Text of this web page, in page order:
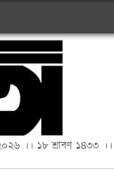
।। ১৮ শ্রাবণ ১৪৩৩ ।।